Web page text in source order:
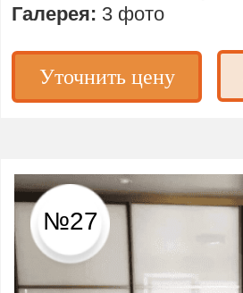
Уточнить цену
Галерея: 3 фото
№27